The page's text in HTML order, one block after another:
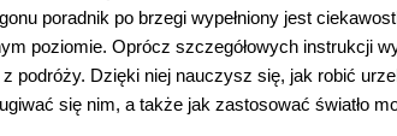
poradnik po brzegi wypełniony jest
poziomie. Oprócz szczegółowych instrukcji
podróży. Dzięki niej nauczysz się, jak robić
się nim, a także jak zastosować światło